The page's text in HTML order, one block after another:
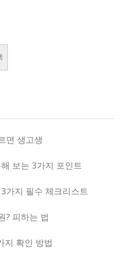
면 생고생
보는 3가지 포인트
가지 필수 체크리스트
? 피하는 법
지 확인 방법